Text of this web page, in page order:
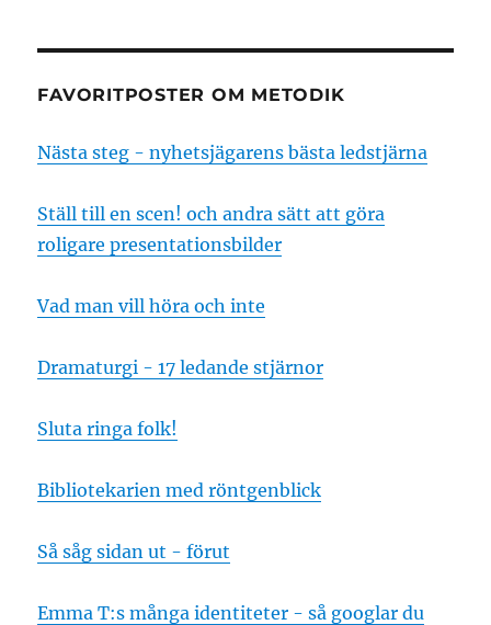
FAVORITPOSTER OM METODIK
Nästa steg - nyhetsjägarens bästa ledstjärna
Ställ till en scen! och andra sätt att göra
roligare presentationsbilder
Vad man vill höra och inte
Dramaturgi - 17 ledande stjärnor
Sluta ringa folk!
Bibliotekarien med röntgenblick
Så såg sidan ut - förut
Emma T:s många identiteter - så googlar du